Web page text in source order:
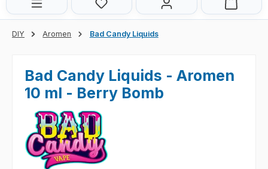
Du hast 0 Produkte auf dem
DIY Aromen Bad Candy Liquids
Bad Candy Liquids - Aromen
10 ml - Berry Bomb